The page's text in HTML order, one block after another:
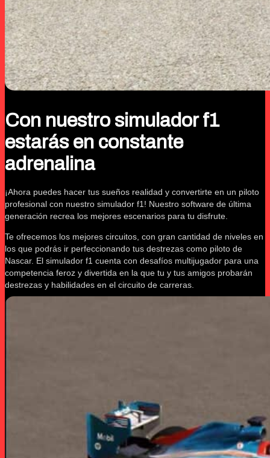
Con nuestro simulador f1
estarás en constante
adrenalina
¡Ahora puedes hacer tus sueños realidad y convertirte en un piloto
profesional con nuestro simulador f1! Nuestro software de última
generación recrea los mejores escenarios para tu disfrute.
Te ofrecemos los mejores circuitos, con gran cantidad de niveles en
los que podrás ir perfeccionando tus destrezas como piloto de
Nascar. El simulador f1 cuenta con desafíos multijugador para una
competencia feroz y divertida en la que tu y tus amigos probarán
destrezas y habilidades en el circuito de carreras.